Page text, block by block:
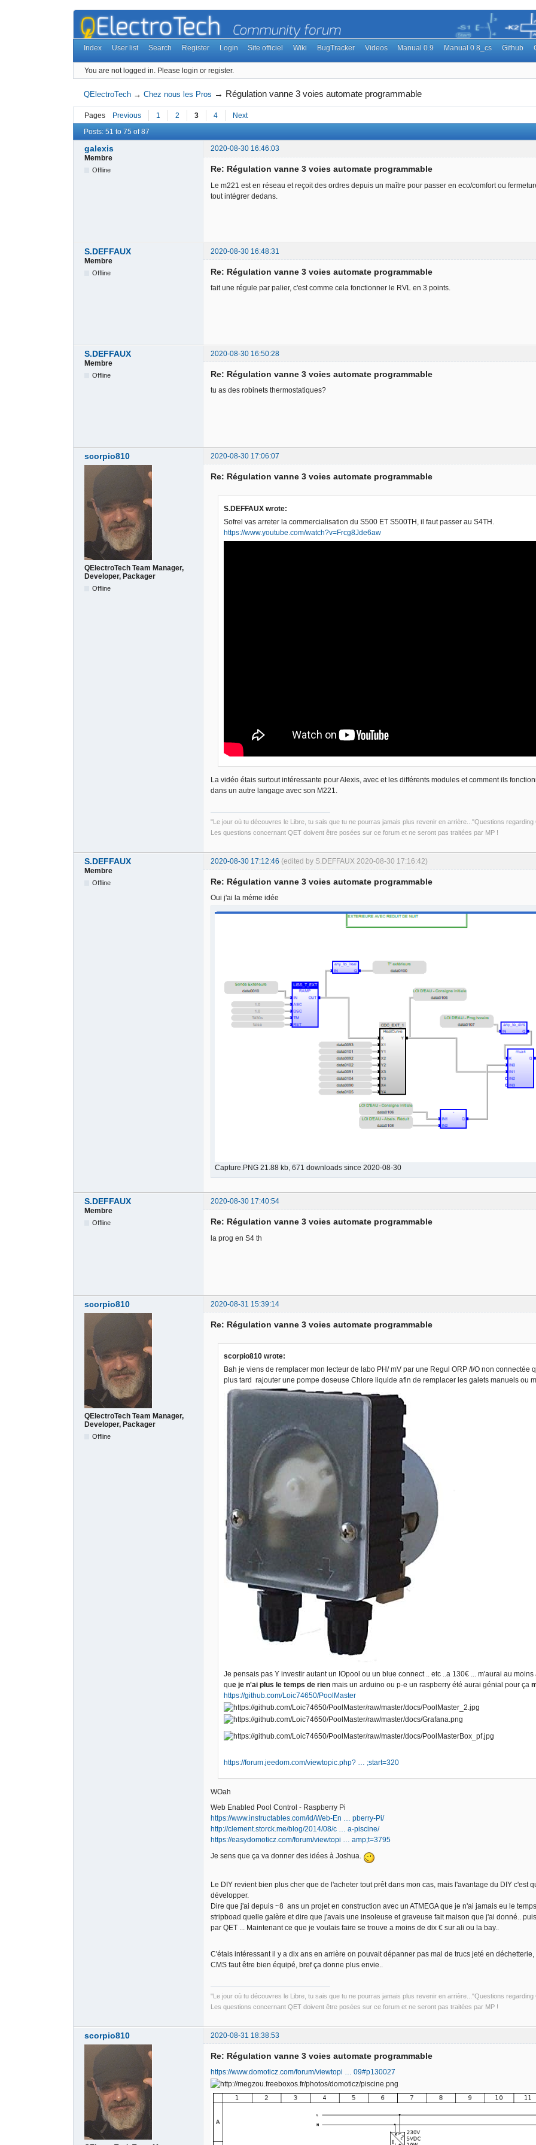
Index User list Search Register Login Site officiel Wiki BugTracker Videos Manual 0.9 Manual 0.8_cs Github
You are not logged in. Please login or register.
QElectroTech →Chez nous les Pros → Régulation vanne 3 voies automate programmable
Pages Previous 1 2 3 4 Next
Posts: 51 to 75 of 87
galexis
2020-08-30 16:46:03
Membre
Offline Re: Régulation vanne 3 voies automate programmable
Le m221 est en réseau et reçoit des ordres depuis un maître pour passer en eco/comfort ou
tout intégrer dedans.
S.DEFFAUX
2020-08-30 16:48:31
Membre
Offline Re: Régulation vanne 3 voies automate programmable
fait une régule par palier, c'est comme cela fonctionner le RVL en 3 points.
S.DEFFAUX
2020-08-30 16:50:28
Membre
Offline Re: Régulation vanne 3 voies automate programmable
tu as des robinets thermostatiques?
scorpio810 2020-08-30 17:06:07
QElectroTech Team Manager,
Developer, Packager
Offline
Re: Régulation vanne 3 voies automate programmable
S.DEFFAUX wrote:
Sofrel vas arreter la commercialisation du S500 ET S500TH, il faut passer au S4TH.
https://www.youtube.com/watch?v=Frcg8Jde6aw
La vidéo étais surtout intéressante pour Alexis, avec et les différents modules et comment ils
dans un autre langage avec son M221.
"Le jour où tu découvres le Libre, tu sais que tu ne pourras jamais plus revenir en arrière..."Questions
Les questions concernant QET doivent être posées sur ce forum et ne seront pas traitées par MP !
S.DEFFAUX 2020-08-30 17:12:46 (edited by S.DEFFAUX 2020-08-30 17:16:42)
Membre
Offline Re: Régulation vanne 3 voies automate programmable
Oui j'ai la méme idée
Capture.PNG 21.88 kb, 671 downloads since 2020-08-30
S.DEFFAUX
2020-08-30 17:40:54
Membre
Offline Re: Régulation vanne 3 voies automate programmable
la prog en S4 th
scorpio810 2020-08-31 15:39:14
QElectroTech Team Manager,
Developer, Packager
Offline
Re: Régulation vanne 3 voies automate programmable
scorpio810 wrote:
Bah je viens de remplacer mon lecteur de labo PH/ mV par une Regul ORP /I/O non connectée
plus tard rajouter une pompe doseuse Chlore liquide afin de remplacer les galets manuels ou
Je pensais pas Y investir autant un IOpool ou un blue connect .. etc ..a 130€ ... m'aurai au
que je n'ai plus le temps de rien mais un arduino ou p-e un raspberry été aurai génial pour ça
https://github.com/Loic74650/PoolMaster
https://forum.jeedom.com/viewtopic.php? … ;start=320
WOah
Web Enabled Pool Control - Raspberry Pi
https://www.instructables.com/id/Web-En … pberry-Pi/
http://clement.storck.me/blog/2014/08/c … a-piscine/
https://easydomoticz.com/forum/viewtopi … amp;t=3795
Je sens que ça va donner des idées à Joshua.
Le DIY revient bien plus cher que de l'acheter tout prêt dans mon cas, mais l'avantage du DIY c'est
développer.
Dire que j'ai depuis ~8 ans un projet en construction avec un ATMEGA que je n'ai jamais eu le
stripboad quelle galère et dire que j'avais une insoleuse et graveuse fait maison que j'ai donné..
par QET ... Maintenant ce que je voulais faire se trouve a moins de dix € sur ali ou la bay..
C'étais intéressant il y a dix ans en arrière on pouvait dépanner pas mal de trucs jeté en
CMS faut être bien équipé, bref ça donne plus envie..
"Le jour où tu découvres le Libre, tu sais que tu ne pourras jamais plus revenir en arrière..."Questions
Les questions concernant QET doivent être posées sur ce forum et ne seront pas traitées par MP !
scorpio810 2020-08-31 18:38:53
Re: Régulation vanne 3 voies automate programmable
https://www.domoticz.com/forum/viewtopi … 09#p130027